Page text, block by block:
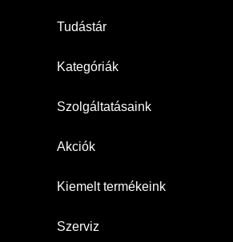
Tudástár
Kategóriák
Szolgáltatásaink
Akciók
Kiemelt termékeink
Szerviz